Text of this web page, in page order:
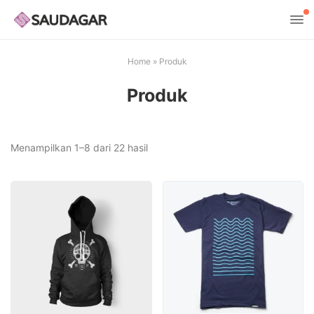
Home» Produk
Produk
Menampilkan 1–8 dari 22 hasilDiurutkan